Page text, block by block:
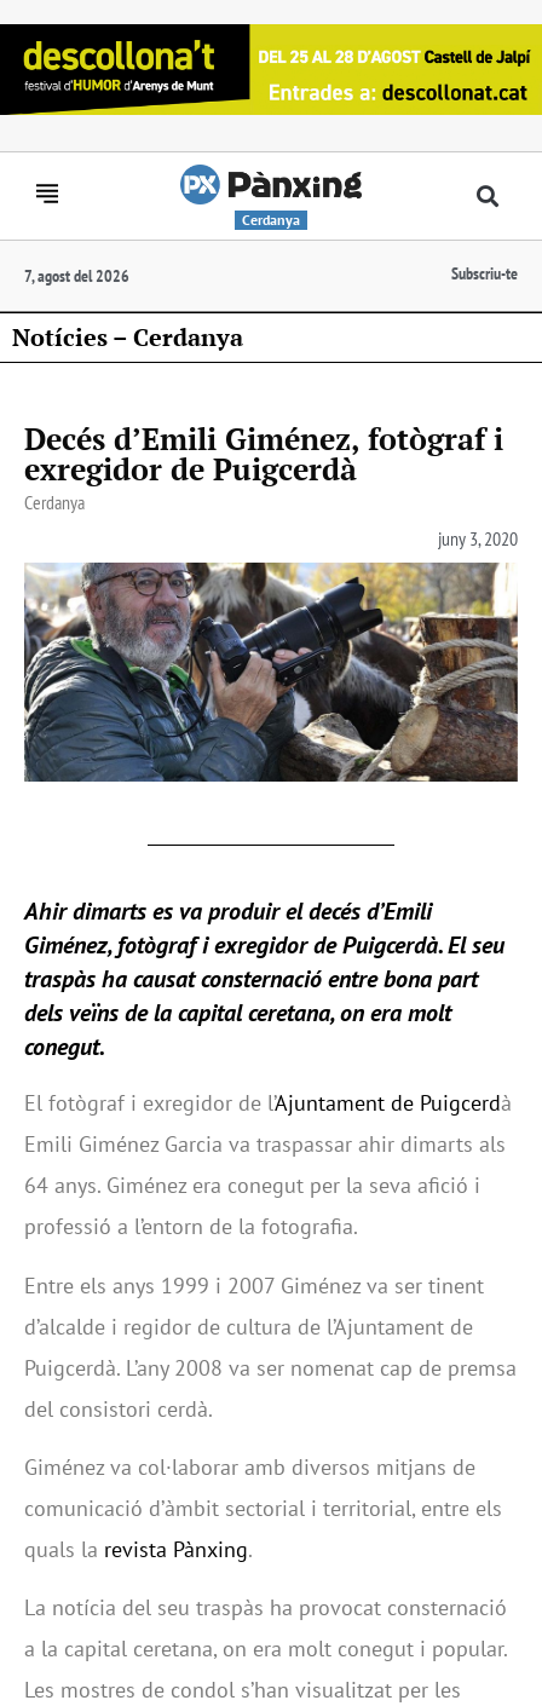
Cerdanya
7, agost del 2026 Subscriu-te
Notícies – Cerdanya
Decés d’Emili Giménez, fotògraf i
exregidor de Puigcerdà
Cerdanya
juny 3, 2020
Ahir dimarts es va produir el decés d’Emili
Giménez, fotògraf i exregidor de Puigcerdà. El seu
traspàs ha causat consternació entre bona part
dels veïns de la capital ceretana, on era molt
conegut.
El fotògraf i exregidor de l’Ajuntament de Puigcerdà
Emili Giménez Garcia va traspassar ahir dimarts als
64 anys. Giménez era conegut per la seva afició i
professió a l’entorn de la fotografia.
Entre els anys 1999 i 2007 Giménez va ser tinent
d’alcalde i regidor de cultura de l’Ajuntament de
Puigcerdà. L’any 2008 va ser nomenat cap de premsa
del consistori cerdà.
Giménez va col·laborar amb diversos mitjans de
comunicació d’àmbit sectorial i territorial, entre els
quals la revista Pànxing.
La notícia del seu traspàs ha provocat consternació
a la capital ceretana, on era molt conegut i popular.
Les mostres de condol s’han visualitzat per les